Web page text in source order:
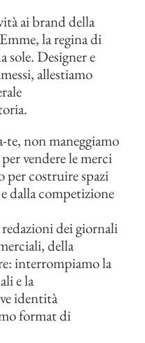
ai brand della
la regina di
sole. Designer e
allestiamo
te, non maneggiamo
vendere le merci
per costruire spazi
dalla competizione
dei giornali
della
interrompiamo la
e la
identità
format di